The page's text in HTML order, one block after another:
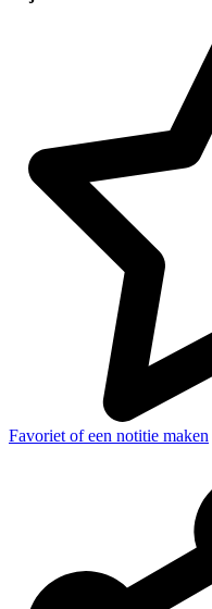
Favoriet of een notitie maken